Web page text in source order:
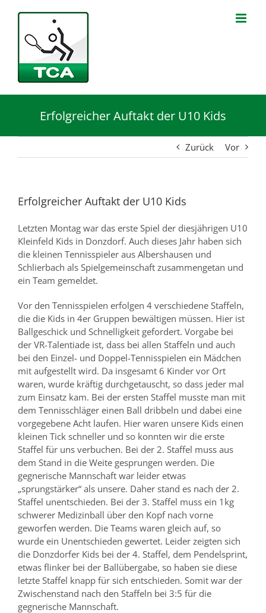
springen
Erfolgreicher Auftakt der U10 Kids
Zurück Vor
Erfolgreicher Auftakt der U10 Kids
Letzten Montag war das erste Spiel der diesjährigen U10
Kleinfeld Kids in Donzdorf. Auch dieses Jahr haben sich
die kleinen Tennisspieler aus Albershausen und
Schlierbach als Spielgemeinschaft zusammengetan und
ein Team gemeldet.
Vor den Tennisspielen erfolgen 4 verschiedene Staffeln,
die die Kids in 4er Gruppen bewältigen müssen. Hier ist
Ballgeschick und Schnelligkeit gefordert. Vorgabe bei
der VR-Talentiade ist, dass bei allen Staffeln und auch
bei den Einzel- und Doppel-Tennisspielen ein Mädchen
mit aufgestellt wird. Da insgesamt 6 Kinder vor Ort
waren, wurde kräftig durchgetauscht, so dass jeder mal
zum Einsatz kam. Bei der ersten Staffel musste man mit
dem Tennisschläger einen Ball dribbeln und dabei eine
vorgegebene Acht laufen. Hier waren unsere Kids einen
kleinen Tick schneller und so konnten wir die erste
Staffel für uns verbuchen. Bei der 2. Staffel muss aus
dem Stand in die Weite gesprungen werden. Die
gegnerische Mannschaft war leider etwas
„sprungstärker“ als unsere. Daher stand es nach der 2.
Staffel unentschieden. Bei der 3. Staffel muss ein 1kg
schwerer Medizinball über den Kopf nach vorne
geworfen werden. Die Teams waren gleich auf, so
wurde ein Unentschieden gewertet. Leider zeigten sich
die Donzdorfer Kids bei der 4. Staffel, dem Pendelsprint,
etwas flinker bei der Ballübergabe, so haben sie diese
letzte Staffel knapp für sich entschieden. Somit war der
Zwischenstand nach den Staffeln bei 3:5 für die
gegnerische Mannschaft.